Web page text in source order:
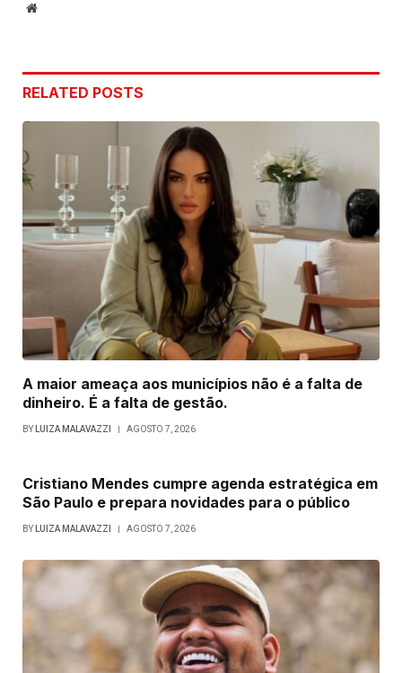
Website
RELATED POSTS
A maior ameaça aos municípios não é a falta de
dinheiro. É a falta de gestão.
BY LUIZA MALAVAZZI AGOSTO 7, 2026
Cristiano Mendes cumpre agenda estratégica em
São Paulo e prepara novidades para o público
BY LUIZA MALAVAZZI AGOSTO 7, 2026